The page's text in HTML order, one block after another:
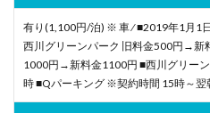
有り(1,100円/泊) ※ 車 ⁄ ■2019年1月1
西川グリーンパーク 旧料金500円→新
1000円→新料金1100円 ■西川グリー
時 ■Qパーキング ※契約時間 15時～翌